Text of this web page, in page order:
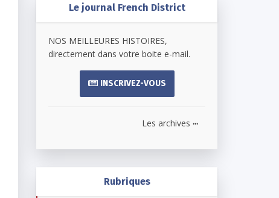
Le journal French District
NOS MEILLEURES HISTOIRES,
directement dans votre boite e-mail.
INSCRIVEZ-VOUS
Les archives ...
Rubriques